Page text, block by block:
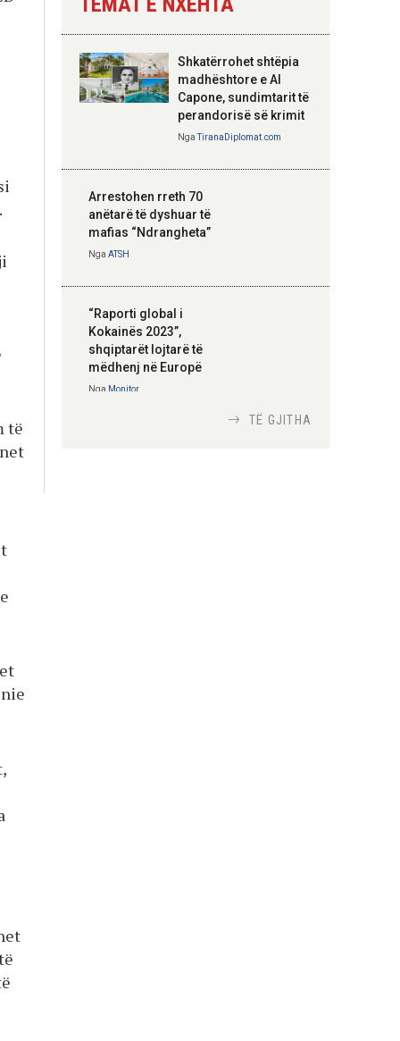
të
Hoxha takim me
zyrtarë të lartë të
DASH: Angazhim i
përbashkët për
strategjik
Shkatërrohet shtëpia
madhështore e Al
Capone, sundimtarit të
perandorisë së krimit
NgaTiranaDiplomat.com
Arrestohen rreth 70
anëtarë të dyshuar të
mafias “Ndrangheta”
Nga ATSH
“Raporti global i
Kokainës 2023”,
shqiptarët lojtarë të
mëdhenj në Europë
Nga Monitor
TË GJITHA